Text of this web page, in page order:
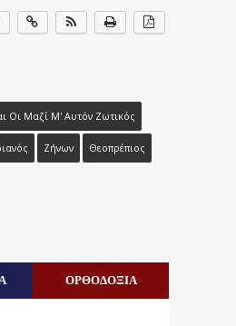
Οι Μαζί Μ' Αυτόν Ζωτικός
Ζήνων Θεοπρέπιος
ΟΡΘΟΔΟΞΙΑ